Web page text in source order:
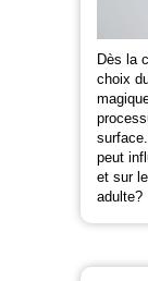
Dès la
choix
peut
et sur
adulte?